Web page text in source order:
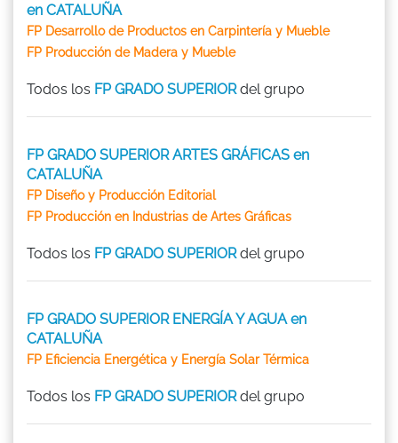
en CATALUÑA
FP Desarrollo de Productos en Carpintería y Mueble
FP Producción de Madera y Mueble
Todos los FP GRADO SUPERIORdel grupo
FP GRADO SUPERIOR ARTES GRÁFICAS en
CATALUÑA
FP Diseño y Producción Editorial
FP Producción en Industrias de Artes Gráficas
Todos los FP GRADO SUPERIORdel grupo
FP GRADO SUPERIOR ENERGÍA Y AGUA en
CATALUÑA
FP Eficiencia Energética y Energía Solar Térmica
Todos los FP GRADO SUPERIORdel grupo